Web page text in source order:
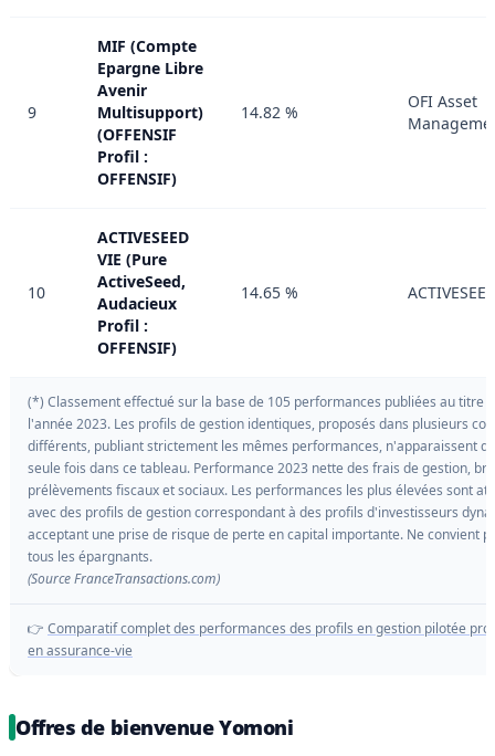
9
MIF (Compte
Epargne Libre
Avenir
Multisupport)
(OFFENSIF
Profil :
OFFENSIF)
14.82 %
OFI Asset
10
ACTIVESEED
VIE (Pure
ActiveSeed,
Audacieux
Profil :
OFFENSIF)
14.65 %
(*) Classement effectué sur la base de 105 performances publiées au titre
l'année 2023. Les profils de gestion identiques, proposés dans plusieurs
différents, publiant strictement les mêmes performances, n'apparaissent
seule fois dans ce tableau. Performance 2023 nette des frais de gestion,
prélèvements fiscaux et sociaux. Les performances les plus élevées sont
avec des profils de gestion correspondant à des profils d'investisseurs
acceptant une prise de risque de perte en capital importante. Ne convient
tous les épargnants.
(Source FranceTransactions.com)
👉 Comparatif complet des performances des profils en gestion pilotée
en assurance-vie
Offres de bienvenue Yomoni